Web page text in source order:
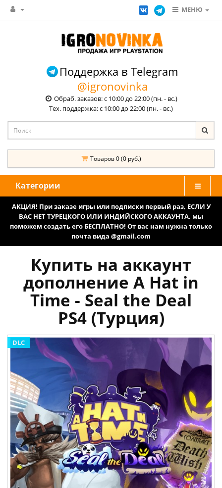
МЕНЮ
Поддержка в Telegram
@igronovinka
Обраб. заказов: с 10:00 до 22:00 (пн. - вс.)
Тех. поддержка: с 10:00 до 22:00 (пн. - вс.)
Товаров 0 (0 руб.)
Категории
АКЦИЯ! При заказе игры или подписки первый раз, ЕСЛИ У
ВАС НЕТ ТУРЕЦКОГО ИЛИ ИНДИЙСКОГО АККАУНТА, мы
поможем создать его БЕСПЛАТНО! От вас нам нужна только
почта вида @gmail.com
Купить на аккаунт
дополнение A Hat in
Time - Seal the Deal
PS4 (Турция)
DLC